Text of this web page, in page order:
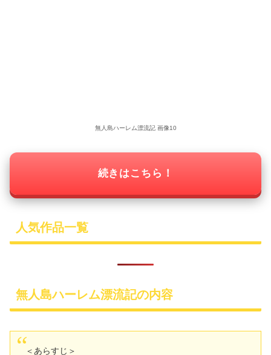
無人島ハーレム漂流記 画像10
続きはこちら！
人気作品一覧
無人島ハーレム漂流記の内容
＜あらすじ＞